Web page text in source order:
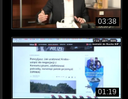
03:38
01:19